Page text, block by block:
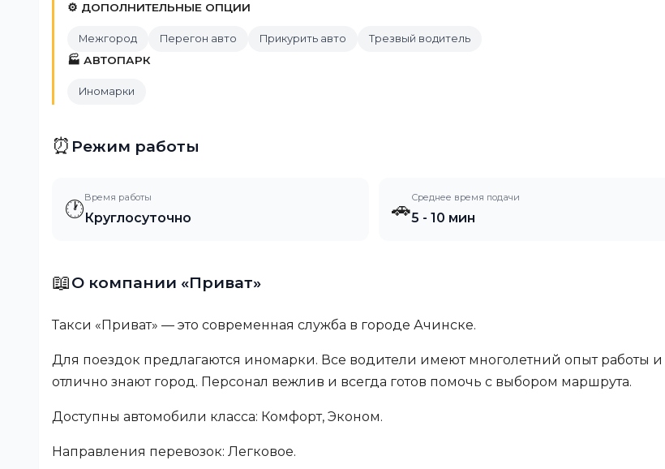
⚙️ ДОПОЛНИТЕЛЬНЫЕ ОПЦИИ
Межгород Перегон авто Прикурить авто Трезвый водитель
🏭 АВТОПАРК
Иномарки
⏰ Режим работы
🕐Время работы
Круглосуточно 🚗Среднее время подачи
5 - 10 мин
📖О компании «Приват»
Такси «Приват» — это современная служба в городе Ачинске.
Для поездок предлагаются иномарки. Все водители имеют многолетний опыт работы и
отлично знают город. Персонал вежлив и всегда готов помочь с выбором маршрута.
Доступны автомобили класса: Комфорт, Эконом.
Направления перевозок: Легковое.